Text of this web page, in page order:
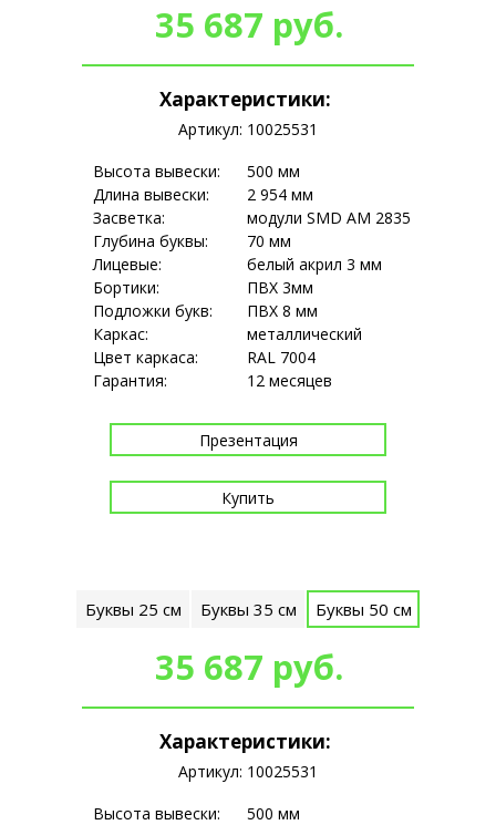
Доставка в другие регионы РФ транспортными
компаниями.
Возможен монтаж.
Высота вывески:
Длина вывески:
Засветка:
Глубина буквы:
Лицевые:
Бортики:
Подложки букв:
Каркас:
Цвет каркаса:
Гарантия:
500 мм
2 954 мм
модули SMD АМ 2835
70 мм
белый акрил 3 мм
ПВХ 3мм
ПВХ 8 мм
металлический
RAL 7004
12 месяцев
Характеристики:
Артикул: 10025531
35 687 руб.
Оплата картой онлайн, наличными, а так же по счёту.
Самовывоз или доставка по
Доставка в другие регионы РФ транспортными
компаниями.
Возможен монтаж.
Купить
Презентация
Буквы 25 см Буквы 35 см Буквы 50 см
Высота вывески:
500 мм
Характеристики:
Артикул: 10025531
35 687 руб.